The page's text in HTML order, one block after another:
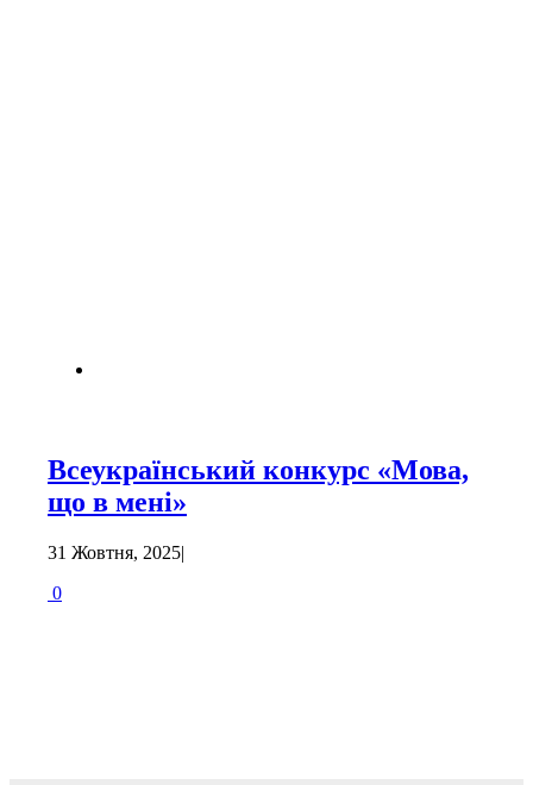
Всеукраїнський конкурс «Мова,
що в мені»
31 Жовтня, 2025|
0